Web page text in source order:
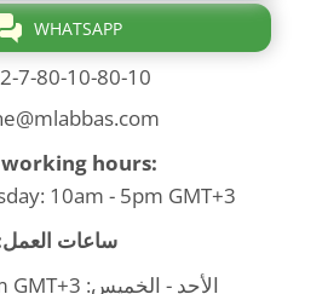
WHATSAPP
7-80-10-80-10
hours:
10am - 5pm GMT+3
ساعات
الأحد - الخميس: 10am - 5pm GMT+3